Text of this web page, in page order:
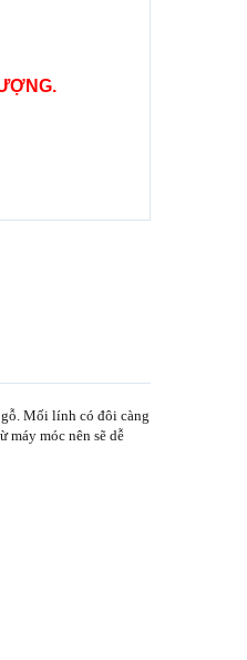
Mối lính có đôi càng
máy móc nên sẽ dễ